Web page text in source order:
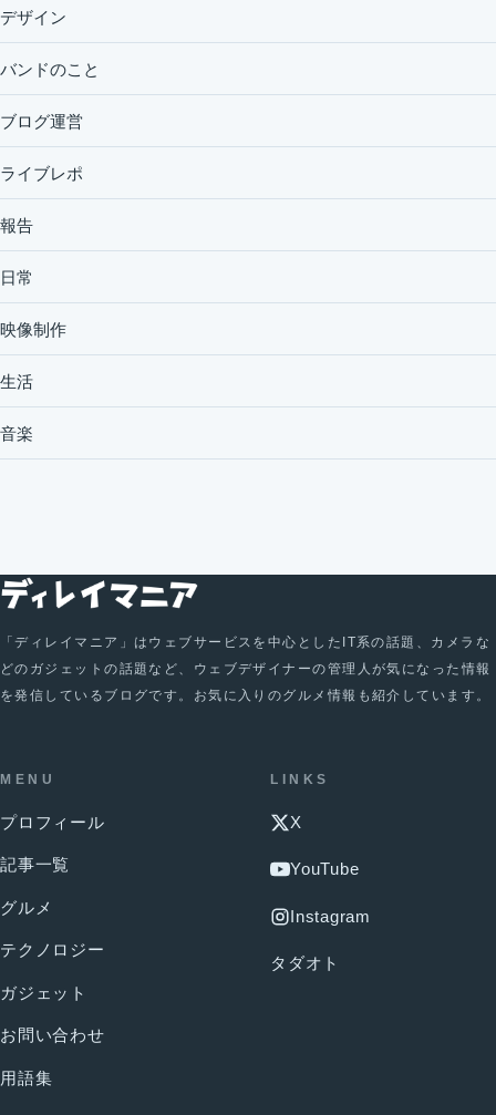
デザイン
バンドのこと
ブログ運営
ライブレポ
報告
日常
映像制作
生活
音楽
「ディレイマニア」はウェブサービスを中心としたIT系の話題、カメラな
どのガジェットの話題など、ウェブデザイナーの管理人が気になった情報
を発信しているブログです。お気に入りのグルメ情報も紹介しています。
MENU
プロフィール
記事一覧
グルメ
テクノロジー
ガジェット
お問い合わせ
用語集
LINKS
X
YouTube
Instagram
タダオト